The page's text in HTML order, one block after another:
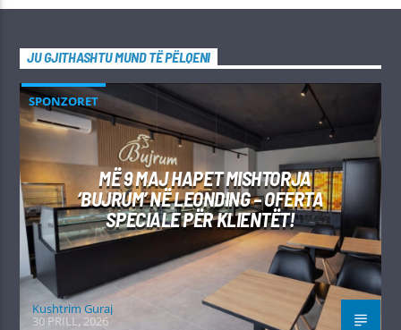
JU GJITHASHTU MUND TË PËLQENI
SPONZORET
MË 9 MAJ HAPET MISHTORJA
‘BUJRUM’ NË LEONDING – OFERTA
SPECIALE PËR KLIENTËT!
Kushtrim Guraj
30 PRILL, 2026